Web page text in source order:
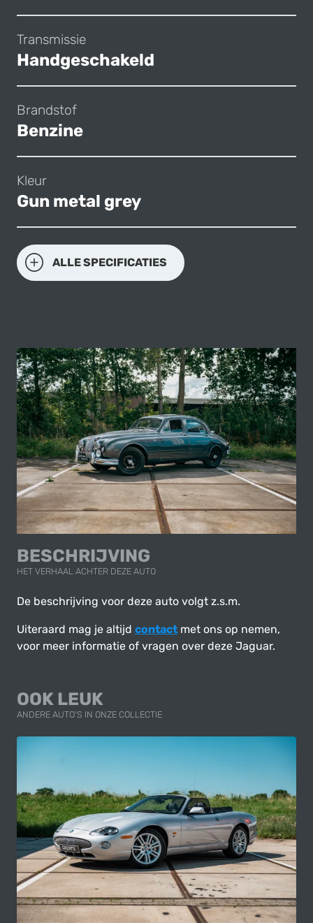
Transmissie
Handgeschakeld
Brandstof
Benzine
Kleur
Gun metal grey
ALLE SPECIFICATIES
BESCHRIJVING
HET VERHAAL ACHTER DEZE AUTO
De beschrijving voor deze auto volgt z.s.m.
Uiteraard mag je altijd contact met ons op nemen,
voor meer informatie of vragen over deze Jaguar.
OOK LEUK
ANDERE AUTO'S IN ONZE COLLECTIE